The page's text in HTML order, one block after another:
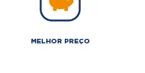
MELHOR PREÇO